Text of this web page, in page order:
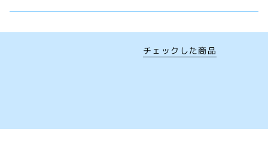
チェックした商品